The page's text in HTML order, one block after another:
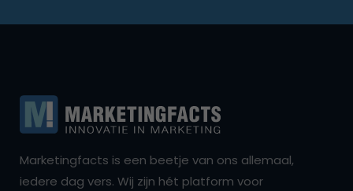
Marketingfacts is een beetje van ons allemaal,
iedere dag vers. Wij zijn hét platform voor